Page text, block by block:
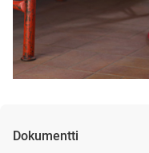
Dokumentti